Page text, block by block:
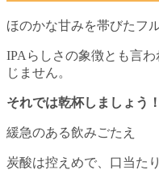
ほのかな甘みを帯びたフ
IPAらしさの象徴とも言
じません。
それでは乾杯しましょう
緩急のある飲みごたえ
炭酸は控えめで、口当た